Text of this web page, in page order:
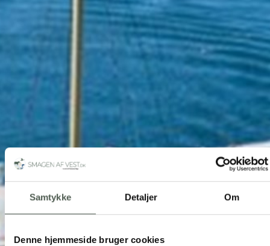
Samtykke Detaljer Om
Denne hjemmeside bruger cookies